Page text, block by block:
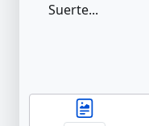
Suerte...